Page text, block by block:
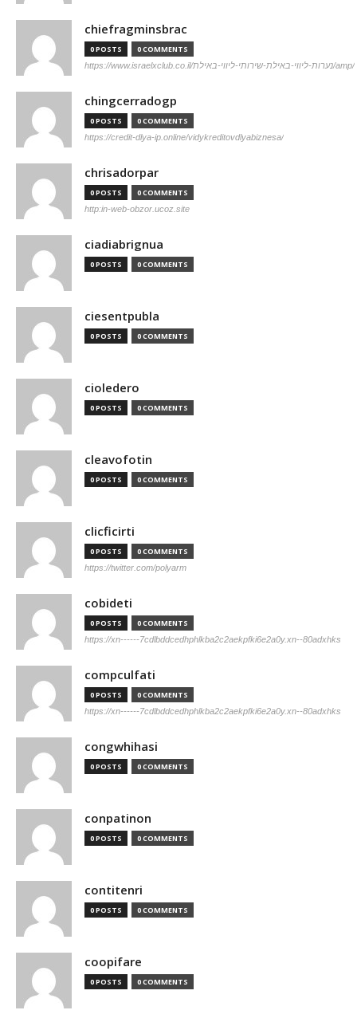
chiefragminsbrac
0 POSTS 0 COMMENTS
https://www.israelxclub.co.il/נערות-ליווי-באילת-שירותי-ליווי-באילת/amp/
chingcerradogp
0 POSTS 0 COMMENTS
https://credit-dlya-ip.online/vidykreditovdlyabiznesa/
chrisadorpar
0 POSTS 0 COMMENTS
http:in-web-obzor.ucoz.site
ciadiabrignua
0 POSTS 0 COMMENTS
ciesentpubla
0 POSTS 0 COMMENTS
cioledero
0 POSTS 0 COMMENTS
cleavofotin
0 POSTS 0 COMMENTS
clicficirti
0 POSTS 0 COMMENTS
https://twitter.com/polyarm
cobideti
0 POSTS 0 COMMENTS
https://xn------7cdlbddcedhphlkba2c2aekpfki6e2a0y.xn--80adxhks
compculfati
0 POSTS 0 COMMENTS
https://xn------7cdlbddcedhphlkba2c2aekpfki6e2a0y.xn--80adxhks
congwhihasi
0 POSTS 0 COMMENTS
conpatinon
0 POSTS 0 COMMENTS
contitenri
0 POSTS 0 COMMENTS
coopifare
0 POSTS 0 COMMENTS